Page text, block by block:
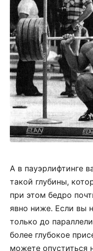
А в пауэрлифтинге
такой глубины,
при этом бедро
явно ниже. Если вы
только до
более глубокое
можете опуститься